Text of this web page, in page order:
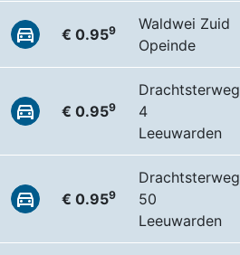
€ 0.959
Waldwei Zuid
Opeinde
€ 0.959
Drachtsterweg
4
Leeuwarden
€ 0.959
Drachtsterweg
50
Leeuwarden